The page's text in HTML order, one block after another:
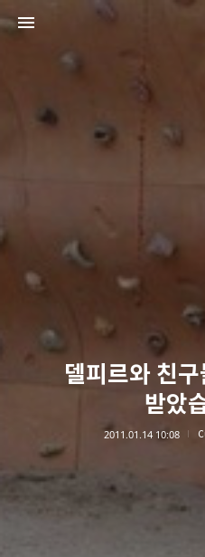
델피르와 친
받았
2011.01.14 10:08